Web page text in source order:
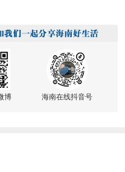
博 海南在线抖音号